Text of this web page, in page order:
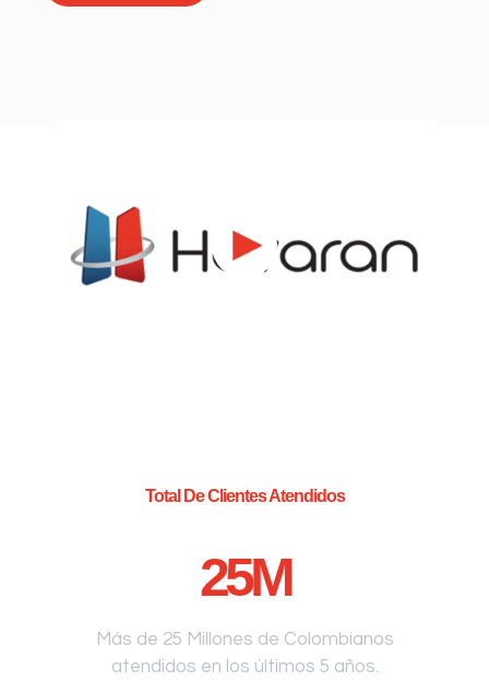
Total De Clientes Atendidos
25M
Más de 25 Millones de Colombianos
atendidos en los últimos 5 años.